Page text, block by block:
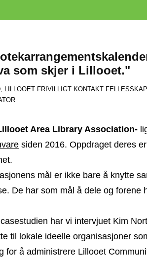
som skjer i Lillooet."
LILLOOET FRIVILLIGT KONTAKT FELLESSKAP
Area Library Association-
siden 2016. Oppdraget deres
mål er ikke bare å knytte
De har som mål å dele og forene
har vi intervjuet Kim
til lokale ideelle organisasjoner
for å administrere Lillooet